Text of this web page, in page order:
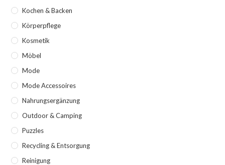
Kochen & Backen
Körperpflege
Kosmetik
Möbel
Mode
Mode Accessoires
Nahrungsergänzung
Outdoor & Camping
Puzzles
Recycling & Entsorgung
Reinigung